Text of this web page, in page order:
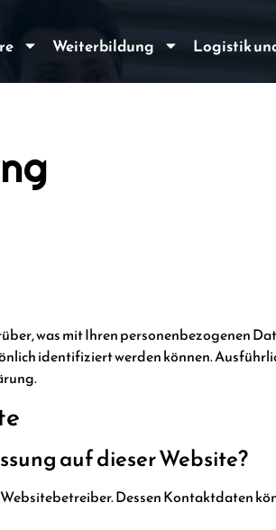
Weiterbildung Logistik
was mit Ihren personenbezogenen
identifiziert werden können.
auf dieser Website?
Dessen Kontaktdaten